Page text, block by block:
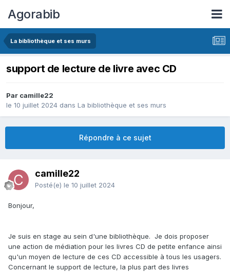
Agorabib
La bibliothèque et ses murs
support de lecture de livre avec CD
Par camille22
le 10 juillet 2024 dans La bibliothèque et ses murs
Répondre à ce sujet
camille22
Posté(e) le 10 juillet 2024
Bonjour,
Je suis en stage au sein d'une bibliothèque. Je dois proposer
une action de médiation pour les livres CD de petite enfance ainsi
qu'un moyen de lecture de ces CD accessible à tous les usagers.
Concernant le support de lecture, la plus part des livres